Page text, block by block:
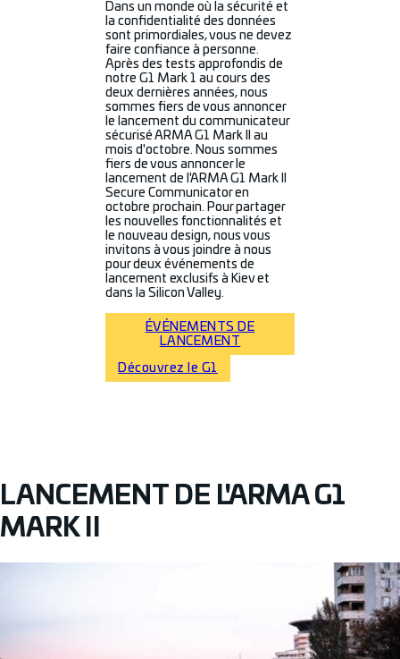
Dans un monde où la sécurité et
la confidentialité des données
sont primordiales, vous ne devez
faire confiance à personne.
Après des tests approfondis de
notre G1 Mark 1 au cours des
deux dernières années, nous
sommes fiers de vous annoncer
le lancement du communicateur
sécurisé ARMA G1 Mark II au
mois d'octobre. Nous sommes
fiers de vous annoncer le
lancement de l'ARMA G1 Mark II
Secure Communicator en
octobre prochain. Pour partager
les nouvelles fonctionnalités et
le nouveau design, nous vous
invitons à vous joindre à nous
pour deux événements de
lancement exclusifs à Kiev et
dans la Silicon Valley.
ÉVÉNEMENTS DE
LANCEMENT
Découvrez le G1
LANCEMENT DE L'ARMA G1
MARK II